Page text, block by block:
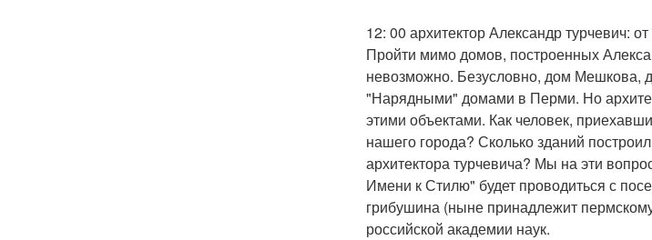
12: 00 архитектор Александр турчевич:
Пройти мимо домов, построенных
невозможно. Безусловно, дом Мешкова,
"Нарядными" домами в Перми. Но
этими объектами. Как человек,
нашего города? Сколько зданий
архитектора турчевича? Мы на эти
Имени к Стилю" будет проводиться с
грибушина (ныне принадлежит
российской академии наук.